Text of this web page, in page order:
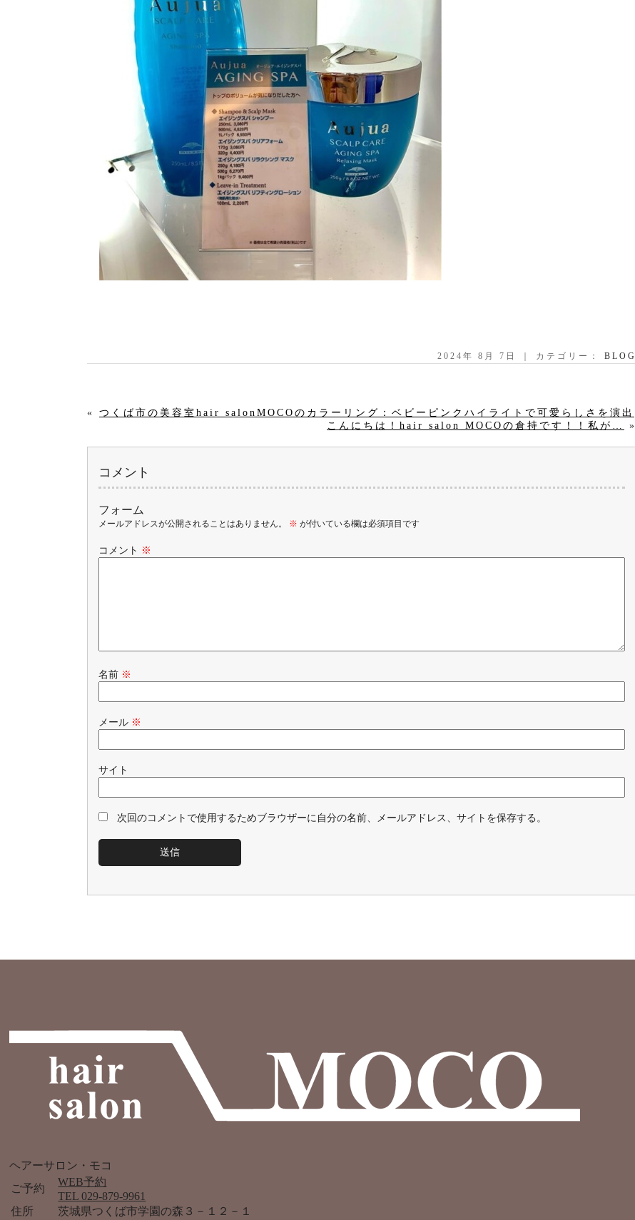
2024年 8月 7日 ｜ カテゴリー： BLOG
« つくば市の美容室hair salonMOCOのカラーリング：ベビーピンクハイライトで可愛らしさを演出
こんにちは！hair salon MOCOの倉持です！！私が…
»
コメント
フォーム
メールアドレスが公開されることはありません。 ※ が付いている欄は必須項目です
コメント ※
名前 ※
メール ※
サイト
次回のコメントで使用するためブラウザーに自分の名前、メールアドレス、サイトを保存する。
ヘアーサロン・モコ
ご予約
WEB予約
TEL 029-879-9961
住所
茨城県つくば市学園の森３－１２－１